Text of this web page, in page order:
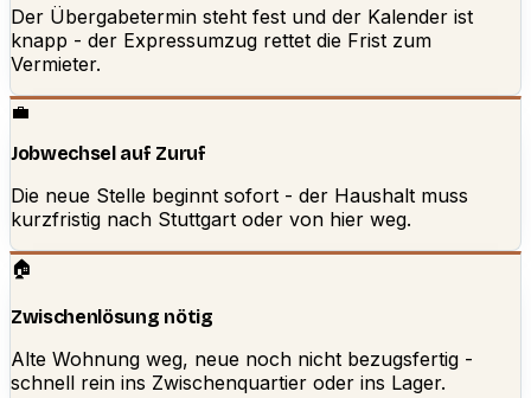
Der Übergabetermin steht fest und der Kalender ist
knapp - der Expressumzug rettet die Frist zum
Vermieter.
💼
Jobwechsel auf Zuruf
Die neue Stelle beginnt sofort - der Haushalt muss
kurzfristig nach Stuttgart oder von hier weg.
🏠
Zwischenlösung nötig
Alte Wohnung weg, neue noch nicht bezugsfertig -
schnell rein ins Zwischenquartier oder ins Lager.